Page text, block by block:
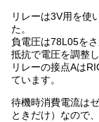
リレーは3V用を使
た。
負電圧は78L05を
抵抗で電圧を調整
リレーの接点Aは
ています。
待機時消費電流は
ときだけ）なので